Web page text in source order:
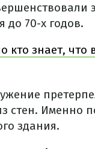
до 70-х годов.
знает, что
Именно
здания.